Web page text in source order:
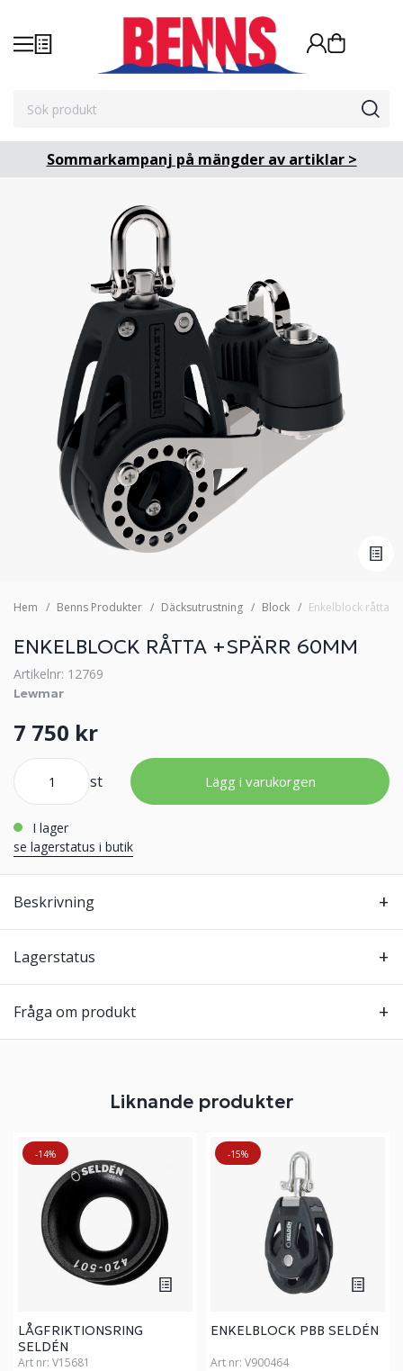
Sommarkampanj på mängder av artiklar >
Hem Benns Produkter Däcksutrustning Block Enkelblock råtta
ENKELBLOCK RÅTTA +SPÄRR 60MM
Artikelnr: 12769
Lewmar
7 750 kr
st Lägg i varukorgen
i lager
se lagerstatus i butik
Beskrivning
Lagerstatus
Fråga om produkt
Liknande produkter
-14%
LÅGFRIKTIONSRING
SELDÉN
Art nr: V15681
-15%
ENKELBLOCK PBB SELDÉN
Art nr: V900464